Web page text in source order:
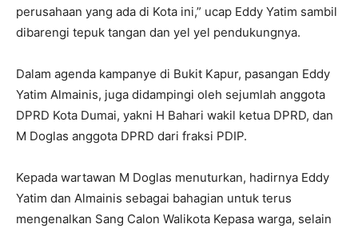
perusahaan yang ada di Kota ini,” ucap Eddy Yatim sambil
dibarengi tepuk tangan dan yel yel pendukungnya.
Dalam agenda kampanye di Bukit Kapur, pasangan Eddy
Yatim Almainis, juga didampingi oleh sejumlah anggota
DPRD Kota Dumai, yakni H Bahari wakil ketua DPRD, dan
M Doglas anggota DPRD dari fraksi PDIP.
Kepada wartawan M Doglas menuturkan, hadirnya Eddy
Yatim dan Almainis sebagai bahagian untuk terus
mengenalkan Sang Calon Walikota Kepasa warga, selain